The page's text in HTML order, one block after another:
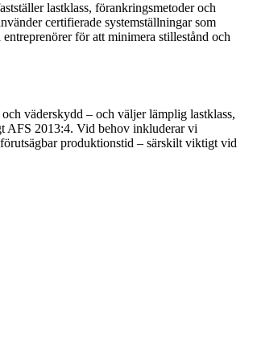
lastklass, förankringsmetoder och
certifierade systemställningar som
för att minimera stillestånd och
väderskydd – och väljer lämplig lastklass,
AFS 2013:4. Vid behov inkluderar vi
produktionstid – särskilt viktigt vid